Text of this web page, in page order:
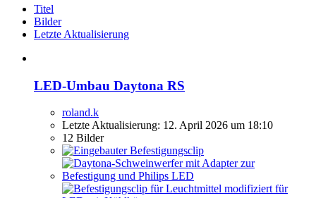
Titel
Bilder
Letzte Aktualisierung
LED-Umbau Daytona RS
roland.k
Letzte Aktualisierung: 12. April 2026 um 18:10
12 Bilder